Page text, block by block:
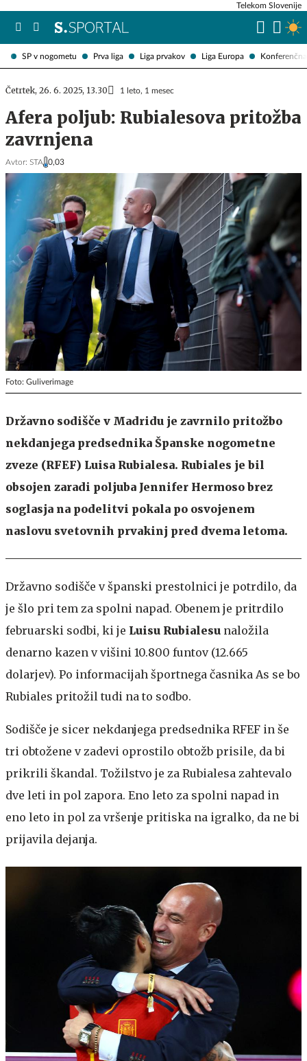
SP v nogometu Prva liga Liga prvakov Liga Europa
Telekom Slovenije
Četrtek, 26. 6. 2025, 13.30 1 leto, 1 mesec
Afera poljub: Rubialesova pritožba
zavrnjena
Avtor: STA 0,03
Foto: Guliverimage
Državno sodišče v Madridu je zavrnilo pritožbo
nekdanjega predsednika Španske nogometne
zveze (RFEF) Luisa Rubialesa. Rubiales je bil
obsojen zaradi poljuba Jennifer Hermoso brez
soglasja na podelitvi pokala po osvojenem
naslovu svetovnih prvakinj pred dvema letoma.
Državno sodišče v španski prestolnici je potrdilo, da
je šlo pri tem za spolni napad. Obenem je pritrdilo
februarski sodbi, ki je Luisu Rubialesu naložila
denarno kazen v višini 10.800 funtov (12.665
dolarjev). Po informacijah športnega časnika As se bo
Rubiales pritožil tudi na to sodbo.
Sodišče je sicer nekdanjega predsednika RFEF in še
tri obtožene v zadevi oprostilo obtožb prisile, da bi
prikrili škandal. Tožilstvo je za Rubialesa zahtevalo
dve leti in pol zapora. Eno leto za spolni napad in
eno leto in pol za vršenje pritiska na igralko, da ne bi
prijavila dejanja.